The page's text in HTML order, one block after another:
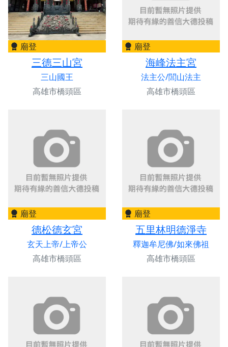
廟登
三德三山宮
三山國王
高雄市橋頭區
廟登
海峰法主宮
法主公/閭山法主
高雄市橋頭區
廟登
德松德玄宮
玄天上帝/上帝公
高雄市橋頭區
廟登
五里林明德淨寺
釋迦牟尼佛/如來佛祖
高雄市橋頭區